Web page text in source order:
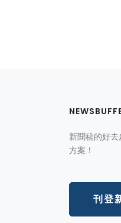
新聞稿的好
方案！
刊登